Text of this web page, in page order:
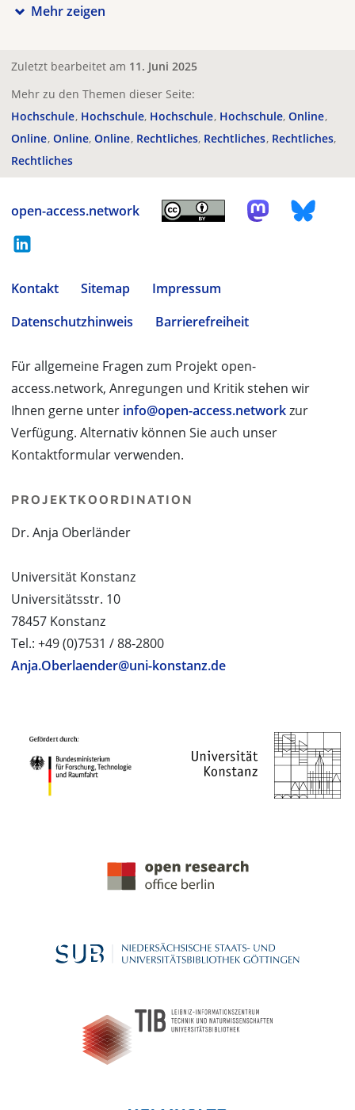
Mehr zeigen
Zuletzt bearbeitet am 11. Juni 2025
Mehr zu den Themen dieser Seite:
Hochschule Hochschule Hochschule Hochschule Online
Online Online Online Rechtliches Rechtliches Rechtliches
Rechtliches
open-access.network
Kontakt Sitemap
Impressum
Datenschutzhinweis
Barrierefreiheit
Für allgemeine Fragen zum Projekt open-
access.network, Anregungen und Kritik stehen wir
Ihnen gerne unter info@open-access.networkzur
Verfügung. Alternativ können Sie auch unser
Kontaktformular verwenden.
PROJEKTKOORDINATION
Dr. Anja Oberländer
Universität Konstanz
Universitätsstr. 10
78457 Konstanz
Tel.: +49 (0)7531 / 88-2800
Anja.Oberlaender@uni-konstanz.de